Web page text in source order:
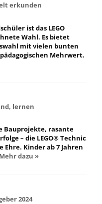
erkunden
ist das LEGO
Wahl. Es bietet
mit vielen bunten
Mehrwert.
lernen
Bauprojekte, rasante
– die LEGO® Technic
Kinder ab 7 Jahren
Mehr dazu »
2024